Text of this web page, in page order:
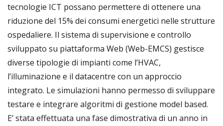
tecnologie ICT possano permettere di ottenere una
riduzione del 15% dei consumi energetici nelle strutture
ospedaliere. Il sistema di supervisione e controllo
sviluppato su piattaforma Web (Web-EMCS) gestisce
diverse tipologie di impianti come l’HVAC,
l’illuminazione e il datacentre con un approccio
integrato. Le simulazioni hanno permesso di sviluppare
testare e integrare algoritmi di gestione model based.
E’ stata effettuata una fase dimostrativa di un anno in